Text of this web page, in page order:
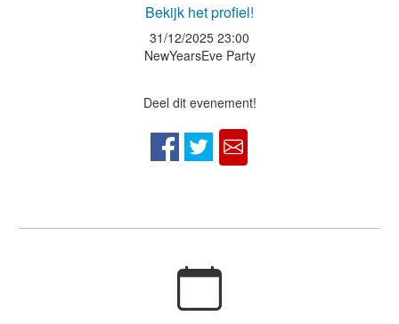
Bekijk het profiel!
31/12/2025 23:00
NewYearsEve Party
Deel dit evenement!